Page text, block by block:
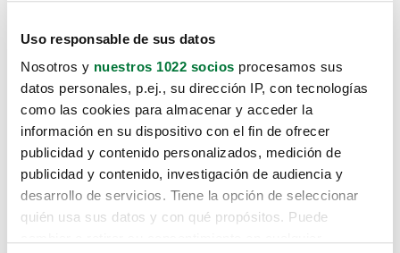
Uso responsable de sus datos
Nosotros y nuestros 1022 socios procesamos sus
datos personales, p.ej., su dirección IP, con tecnologías
como las cookies para almacenar y acceder la
información en su dispositivo con el fin de ofrecer
publicidad y contenido personalizados, medición de
publicidad y contenido, investigación de audiencia y
desarrollo de servicios. Tiene la opción de seleccionar
quién usa sus datos y con qué propósitos. Puede
Lo sentimos, no sabemos como
te hemos traido hasta aquí.
Pero puedes encontrar el coche que estás
buscando en alguno de estos enlaces: